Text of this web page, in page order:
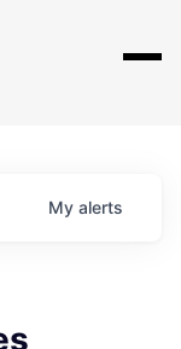
My alerts